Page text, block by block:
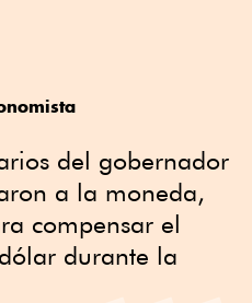
del gobernador
a la moneda,
compensar el
durante la